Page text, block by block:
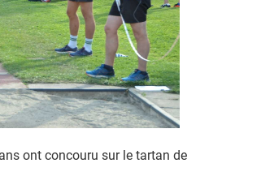
ont concouru sur le tartan de